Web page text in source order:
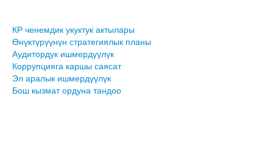
КР ченемдик укуктук актылары
Өнүктүрүүнүн стратегиялык планы
Аудитордук ишмердүүлүк
Коррупцияга каршы саясат
Эл аралык ишмердүүлүк
Бош кызмат ордуна тандоо